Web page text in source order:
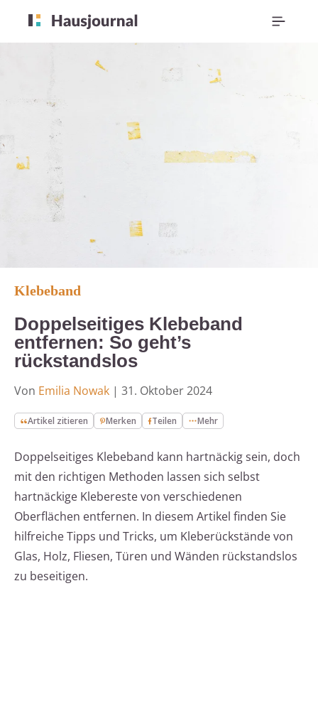
Klebeband
Doppelseitiges Klebeband
entfernen: So geht’s
rückstandslos
Von Emilia Nowak | 31. Oktober 2024
Artikel zitieren Merken Teilen Mehr
Doppelseitiges Klebeband kann hartnäckig sein, doch
mit den richtigen Methoden lassen sich selbst
hartnäckige Klebereste von verschiedenen
Oberflächen entfernen. In diesem Artikel finden Sie
hilfreiche Tipps und Tricks, um Kleberückstände von
Glas, Holz, Fliesen, Türen und Wänden rückstandslos
zu beseitigen.